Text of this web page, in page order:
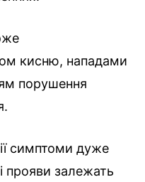
кисню, нападами
порушення
симптоми дуже
прояви залежать